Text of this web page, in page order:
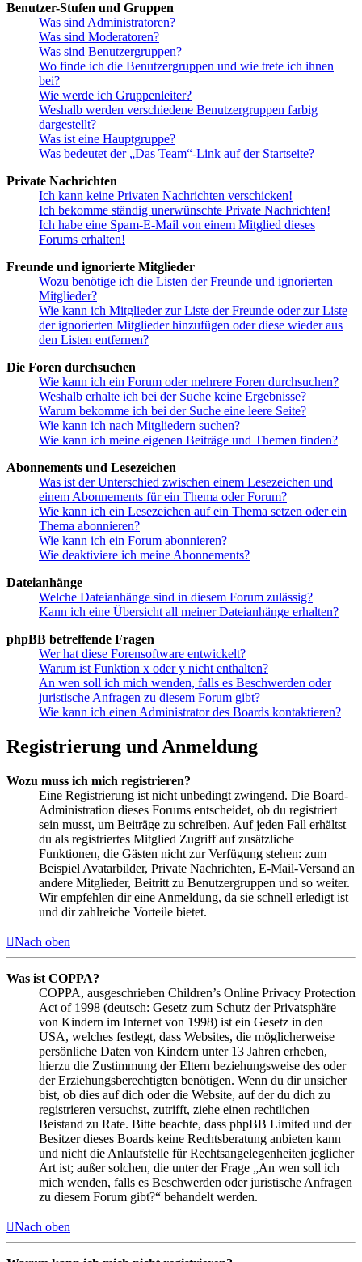
Benutzer-Stufen und Gruppen
Was sind Administratoren?
Was sind Moderatoren?
Was sind Benutzergruppen?
Wo finde ich die Benutzergruppen und wie trete ich ihnen
bei?
Wie werde ich Gruppenleiter?
Weshalb werden verschiedene Benutzergruppen farbig
dargestellt?
Was ist eine Hauptgruppe?
Was bedeutet der „Das Team“-Link auf der Startseite?
Private Nachrichten
Ich kann keine Privaten Nachrichten verschicken!
Ich bekomme ständig unerwünschte Private Nachrichten!
Ich habe eine Spam-E-Mail von einem Mitglied dieses
Forums erhalten!
Freunde und ignorierte Mitglieder
Wozu benötige ich die Listen der Freunde und ignorierten
Mitglieder?
Wie kann ich Mitglieder zur Liste der Freunde oder zur Liste
der ignorierten Mitglieder hinzufügen oder diese wieder aus
den Listen entfernen?
Die Foren durchsuchen
Wie kann ich ein Forum oder mehrere Foren durchsuchen?
Weshalb erhalte ich bei der Suche keine Ergebnisse?
Warum bekomme ich bei der Suche eine leere Seite?
Wie kann ich nach Mitgliedern suchen?
Wie kann ich meine eigenen Beiträge und Themen finden?
Abonnements und Lesezeichen
Was ist der Unterschied zwischen einem Lesezeichen und
einem Abonnements für ein Thema oder Forum?
Wie kann ich ein Lesezeichen auf ein Thema setzen oder ein
Thema abonnieren?
Wie kann ich ein Forum abonnieren?
Wie deaktiviere ich meine Abonnements?
Dateianhänge
Welche Dateianhänge sind in diesem Forum zulässig?
Kann ich eine Übersicht all meiner Dateianhänge erhalten?
phpBB betreffende Fragen
Wer hat diese Forensoftware entwickelt?
Warum ist Funktion x oder y nicht enthalten?
An wen soll ich mich wenden, falls es Beschwerden oder
juristische Anfragen zu diesem Forum gibt?
Wie kann ich einen Administrator des Boards kontaktieren?
Registrierung und Anmeldung
Wozu muss ich mich registrieren?
Eine Registrierung ist nicht unbedingt zwingend. Die Board-
Administration dieses Forums entscheidet, ob du registriert
sein musst, um Beiträge zu schreiben. Auf jeden Fall erhältst
du als registriertes Mitglied Zugriff auf zusätzliche
Funktionen, die Gästen nicht zur Verfügung stehen: zum
Beispiel Avatarbilder, Private Nachrichten, E-Mail-Versand an
andere Mitglieder, Beitritt zu Benutzergruppen und so weiter.
Wir empfehlen dir eine Anmeldung, da sie schnell erledigt ist
und dir zahlreiche Vorteile bietet.
Nach oben
Was ist COPPA?
COPPA, ausgeschrieben Children’s Online Privacy Protection
Act of 1998 (deutsch: Gesetz zum Schutz der Privatsphäre
von Kindern im Internet von 1998) ist ein Gesetz in den
USA, welches festlegt, dass Websites, die möglicherweise
persönliche Daten von Kindern unter 13 Jahren erheben,
hierzu die Zustimmung der Eltern beziehungsweise des oder
der Erziehungsberechtigten benötigen. Wenn du dir unsicher
bist, ob dies auf dich oder die Website, auf der du dich zu
registrieren versuchst, zutrifft, ziehe einen rechtlichen
Beistand zu Rate. Bitte beachte, dass phpBB Limited und der
Besitzer dieses Boards keine Rechtsberatung anbieten kann
und nicht die Anlaufstelle für Rechtsangelegenheiten jeglicher
Art ist; außer solchen, die unter der Frage „An wen soll ich
mich wenden, falls es Beschwerden oder juristische Anfragen
zu diesem Forum gibt?“ behandelt werden.
Nach oben